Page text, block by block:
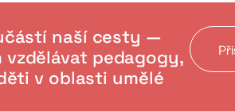
naší cesty —
vzdělávat pedagogy,
v oblasti umělé